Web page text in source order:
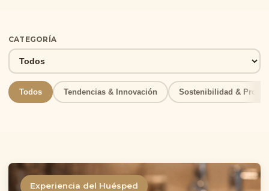
CATEGORÍA
Todos Tendencias & Innovación Sostenibilidad &
Experiencia del Huésped